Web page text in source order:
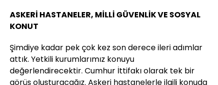
ASKERİ HASTANELER, MİLLİ GÜVENLİK VE SOSYAL
KONUT
Şimdiye kadar pek çok kez son derece ileri adımlar
attık. Yetkili kurumlarımız konuyu
değerlendirecektir. Cumhur İttifakı olarak tek bir
görüş oluşturacağız. Askeri hastanelerle ilgili konuda